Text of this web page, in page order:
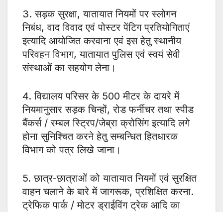
3. सड़क सुरक्षा, यातायात नियमों पर स्लोगन
निबंध, वाद विवाद एवं पोस्टर पेंटिग प्रतियोगिताएं
इत्यादि आयोजित करवाना एवं इस हेतु स्थानीय
परिवहन विभाग, यातायात पुलिस एवं स्वयं सेवी
संस्थाओं का सहयोग लेना।
4. विद्यालय परिसर के 500 मीटर के दायरे में
नियमानुसार सड़क चिन्हों, रोड फर्नीचर तथा स्पीड
बैंकर्स / रम्बल स्ट्रिप/जेब्रा क्रोसिंग इत्यादि लगे
होना सुनिश्चित करने हेतु सम्बन्धित हितधारक
विभाग को पत्र लिखे जाना।
5. छात्र-छात्राओं को यातायात नियमों एवं सुरक्षित
वाहन चलाने के बारे में जागरूक, प्रशिक्षित करना.
ट्रेफिक पार्क / मोटर ड्राईविंग ट्रेक आदि का